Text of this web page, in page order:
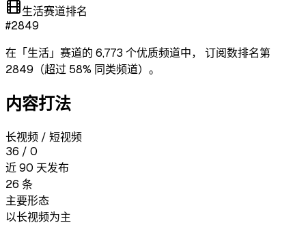
生活赛道排名
#2849
在「生活」赛道的 6,773 个优质频道中，
订阅数排名第
2849 （超过 58% 同类频道） 。
内容打法
长视频 / 短视频
36 / 0
近 90 天发布
26 条
主要形态
以长视频为主